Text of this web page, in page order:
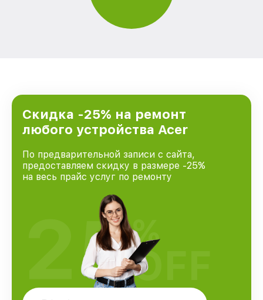
Скидка -25% на ремонт
любого устройства Acer
По предварительной записи с сайта,
предоставляем скидку в размере -25%
на весь прайс услуг по ремонту
25%
OFF